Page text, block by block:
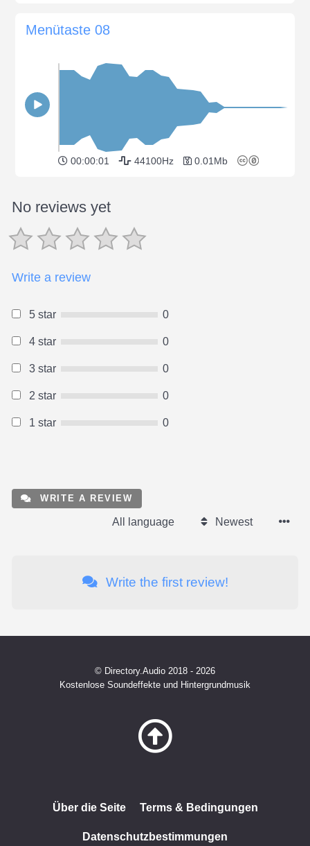
Menütaste 08
00:00:01 44100Hz 0.01Mb
No reviews yet
Write a review
5 star 0
4 star 0
3 star 0
2 star 0
1 star 0
WRITE A REVIEW
All language Newest
Write the first review!
© Directory.Audio 2018 - 2026
Kostenlose Soundeffekte und Hintergrundmusik
Über die Seite Terms & Bedingungen
Datenschutzbestimmungen